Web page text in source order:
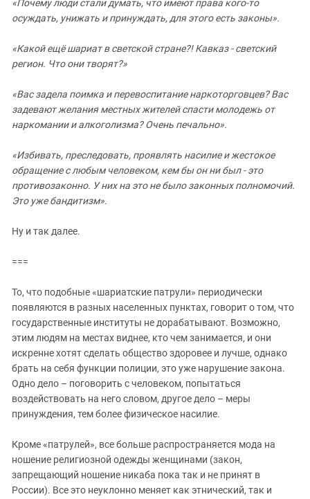
«Почему люди стали думать, что имеют права кого-то
осуждать, унижать и принуждать, для этого есть законы».
«Какой ещë шариат в светской стране?! Кавказ - светский
регион. Что они творят?»
«Вас задела поимка и перевоспитание наркоторговцев? Вас
задевают желания местных жителей спасти молодежь от
наркомании и алкоголизма? Очень печально».
«Избивать, преследовать, проявлять насилие и жестокое
обращение с любым человеком, кем бы он ни был - это
противозаконно. У них на это не было законных полномочий.
Это уже бандитизм».
Ну и так далее.
===
То, что подобные «шариатские патрули» периодически
появляются в разных населенных пунктах, говорит о том, что
государственные институты не дорабатывают. Возможно,
этим людям на местах виднее, кто чем занимается, и они
искренне хотят сделать общество здоровее и лучше, однако
брать на себя функции полиции, это уже нарушение закона.
Одно дело – поговорить с человеком, попытаться
воздействовать на него словом, другое дело – меры
принуждения, тем более физическое насилие.
Кроме «патрулей», все больше распространяется мода на
ношение религиозной одежды женщинами (закон,
запрещающий ношение никаба пока так и не принят в
России). Все это неуклонно меняет как этнический, так и